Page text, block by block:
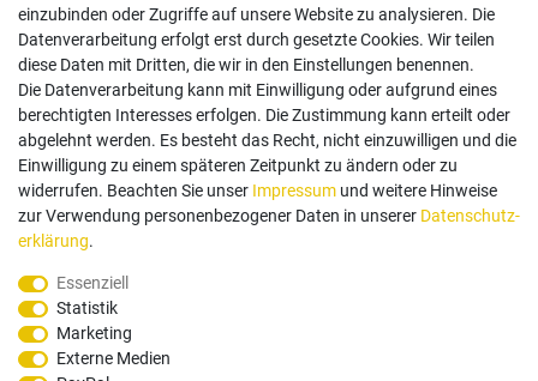
Zahlungsarten
Paypal
Versand Dienstleister
einzubinden oder Zugriffe auf unsere Website zu analysieren. Die
Datenverarbeitung erfolgt erst durch gesetzte Cookies. Wir teilen
diese Daten mit Dritten, die wir in den Einstellungen benennen.
Die Datenverarbeitung kann mit Einwilligung oder aufgrund eines
berechtigten Interesses erfolgen. Die Zustimmung kann erteilt oder
abgelehnt werden. Es besteht das Recht, nicht einzuwilligen und die
Einwilligung zu einem späteren Zeitpunkt zu ändern oder zu
widerrufen. Beachten Sie unser Impressum und weitere Hinweise
zur Verwendung personenbezogener Daten in unserer Daten­schutz­
erklärung.
Essenziell
Statistik
Marketing
Externe Medien